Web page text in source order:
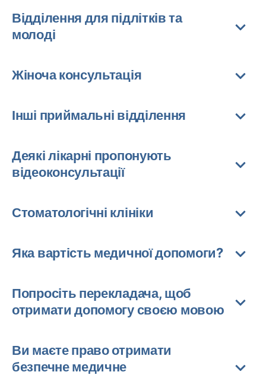
Відділення для підлітків та
молоді
Жіноча консультація
Інші приймальні відділення
Деякі лікарні пропонують
відеоконсультації
Стоматологічні клініки
Яка вартість медичної допомоги?
Попросіть перекладача, щоб
отримати допомогу своєю мовою
Ви маєте право отримати
безпечне медичне